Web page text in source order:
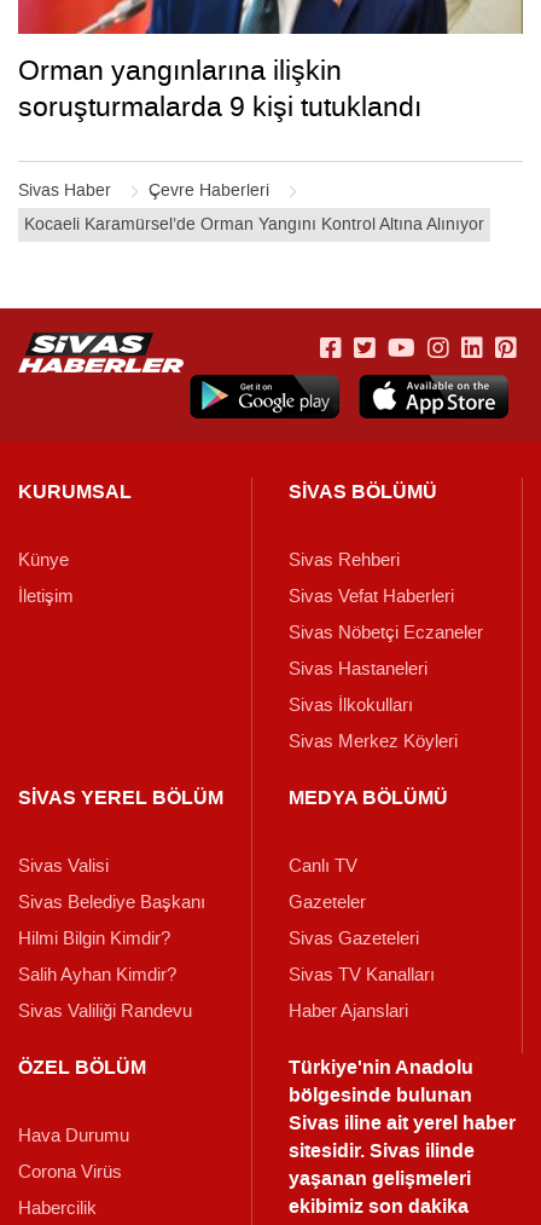
Sivas Haber
Çevre Haberleri
Kocaeli Karamürsel’de Orman Yangını Kontrol Altına Alınıyor
Orman yangınlarına ilişkin
soruşturmalarda 9 kişi tutuklandı
KURUMSAL
Künye
İletişim
SİVAS BÖLÜMÜ
Sivas Rehberi
Sivas Vefat Haberleri
Sivas Nöbetçi Eczaneler
Sivas Hastaneleri
Sivas İlkokulları
Sivas Merkez Köyleri
SİVAS YEREL BÖLÜM
Sivas Valisi
Sivas Belediye Başkanı
Hilmi Bilgin Kimdir?
Salih Ayhan Kimdir?
Sivas Valiliği Randevu
MEDYA BÖLÜMÜ
Canlı TV
Gazeteler
Sivas Gazeteleri
Sivas TV Kanalları
Haber Ajanslari
ÖZEL BÖLÜM
Hava Durumu
Corona Virüs
Habercilik
Türkiye'nin Anadolu
bölgesinde bulunan
Sivas iline ait yerel haber
sitesidir. Sivas ilinde
yaşanan gelişmeleri
ekibimiz son dakika